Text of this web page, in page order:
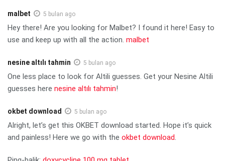
malbet 5 bulan ago
Hey there! Are you looking for Malbet? I found it here! Easy to
use and keep up with all the action. malbet
nesine altılı tahmin 5 bulan ago
One less place to look for Altili guesses. Get your Nesine Altili
guesses here nesine altılı tahmin!
okbet download 5 bulan ago
Alright, let’s get this OKBET download started. Hope it’s quick
and painless! Here we go with the okbet download.